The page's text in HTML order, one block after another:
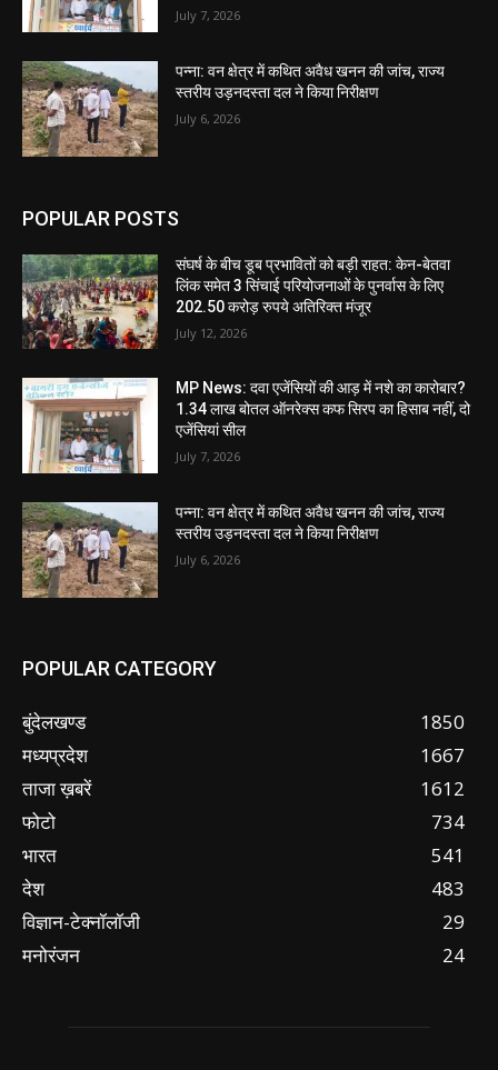
July 7, 2026
पन्ना: वन क्षेत्र में कथित अवैध खनन की जांच, राज्य
स्तरीय उड़नदस्ता दल ने किया निरीक्षण
July 6, 2026
POPULAR POSTS
संघर्ष के बीच डूब प्रभावितों को बड़ी राहत: केन-बेतवा
लिंक समेत 3 सिंचाई परियोजनाओं के पुनर्वास के लिए
202.50 करोड़ रुपये अतिरिक्त मंजूर
July 12, 2026
MP News: दवा एजेंसियों की आड़ में नशे का कारोबार?
1.34 लाख बोतल ऑनरेक्स कफ सिरप का हिसाब नहीं, दो
एजेंसियां सील
July 7, 2026
पन्ना: वन क्षेत्र में कथित अवैध खनन की जांच, राज्य
स्तरीय उड़नदस्ता दल ने किया निरीक्षण
July 6, 2026
POPULAR CATEGORY
बुंदेलखण्ड
1850
मध्यप्रदेश
1667
ताजा ख़बरें
1612
फोटो
734
भारत
541
देश
483
विज्ञान-टेक्नॉलॉजी
29
मनोरंजन
24